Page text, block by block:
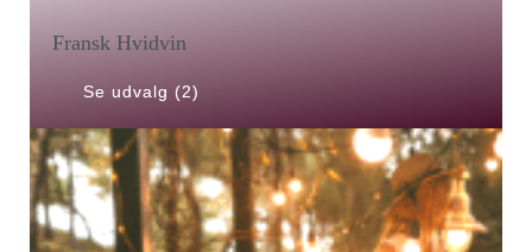
Fransk Hvidvin
Se udvalg (2)